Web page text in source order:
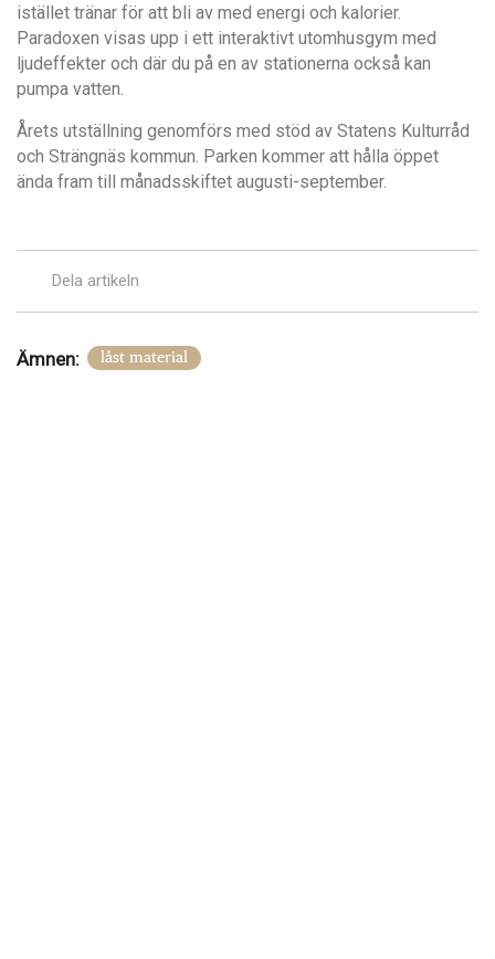
istället tränar för att bli av med energi och kalorier.
Paradoxen visas upp i ett interaktivt utomhusgym med
ljudeffekter och där du på en av stationerna också kan
pumpa vatten.
Årets utställning genomförs med stöd av Statens Kulturråd
och Strängnäs kommun. Parken kommer att hålla öppet
ända fram till månadsskiftet augusti-september.
Dela artikeln
Ämnen: låst material